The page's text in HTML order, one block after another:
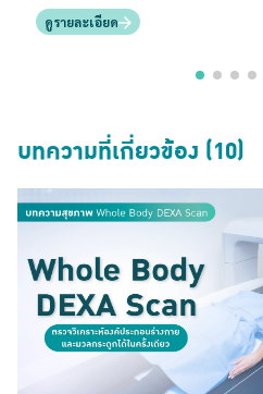
ดูรายละเอียด
บทความที่เกี่ยวข้อง (10)